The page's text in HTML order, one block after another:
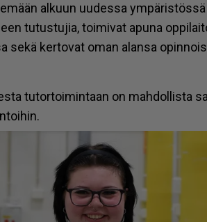
al­kuun uu­des­sa
tu­tus­tu­jia, toi­mi­vat apu­na
sekä ker­to­vat oman alan­sa
tu­tor­toi­min­taan on mah­dol­lis­ta